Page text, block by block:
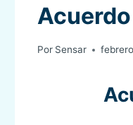
Por Sensar